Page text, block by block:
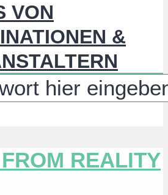
VON
&